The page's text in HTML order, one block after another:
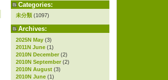
Categories:
未分類 (1097)
Archives:
2025N May (3)
2011N June (1)
2010N December (2)
2010N September (2)
2010N August (3)
2010N June (1)